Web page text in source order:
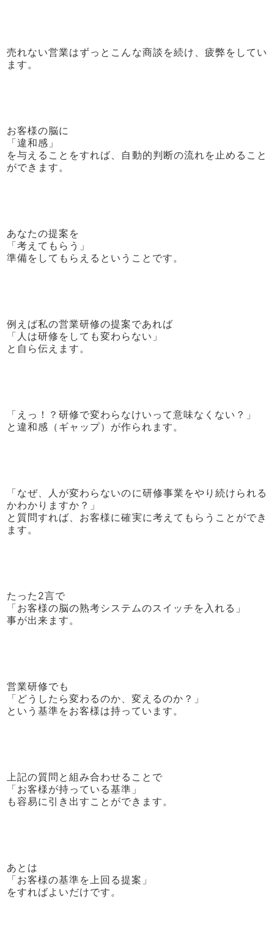
売れない営業はずっとこんな商談を続け、疲弊をしてい
ます。
お客様の脳に
「違和感」
を与えることをすれば、自動的判断の流れを止めること
ができます。
あなたの提案を
「考えてもらう」
準備をしてもらえるということです。
例えば私の営業研修の提案であれば
「人は研修をしても変わらない」
と自ら伝えます。
「えっ！？研修で変わらなけいって意味なくない？」
と違和感（ギャップ）が作られます。
「なぜ、人が変わらないのに研修事業をやり続けられる
かわかりますか？」
と質問すれば、お客様に確実に考えてもらうことができ
ます。
たった2言で
「お客様の脳の熟考システムのスイッチを入れる」
事が出来ます。
営業研修でも
「どうしたら変わるのか、変えるのか？」
という基準をお客様は持っています。
上記の質問と組み合わせることで
「お客様が持っている基準」
も容易に引き出すことができます。
あとは
「お客様の基準を上回る提案」
をすればよいだけです。